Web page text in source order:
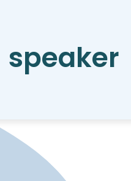
speaker